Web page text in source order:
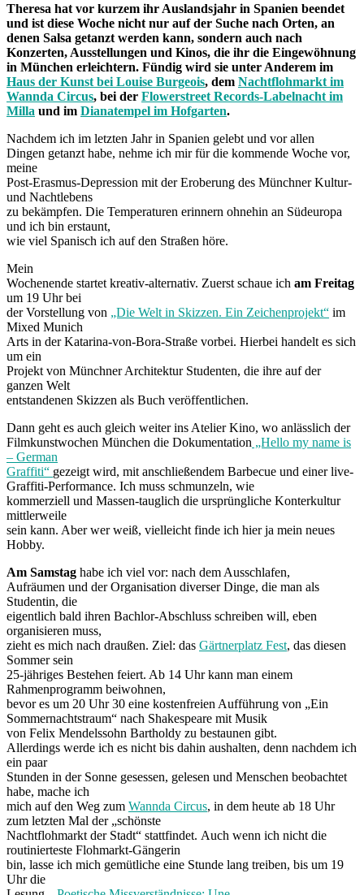
Theresa hat vor kurzem ihr Auslandsjahr in Spanien beendet
und ist diese Woche nicht nur auf der Suche nach Orten, an
denen Salsa getanzt werden kann, sondern auch nach
Konzerten, Ausstellungen und Kinos, die ihr die Eingewöhnung
in München erleichtern. Fündig wird sie unter Anderem im
Haus der Kunst bei Louise Burgeois, dem Nachtflohmarkt im
Wannda Circus, bei der Flowerstreet Records-Labelnacht im
Milla und im Dianatempel im Hofgarten.
Nachdem ich im letzten Jahr in Spanien gelebt und vor allen
Dingen getanzt habe, nehme ich mir für die kommende Woche vor,
meine
Post-Erasmus-Depression mit der Eroberung des Münchner Kultur-
und Nachtlebens
zu bekämpfen. Die Temperaturen erinnern ohnehin an Südeuropa
und ich bin erstaunt,
wie viel Spanisch ich auf den Straßen höre.
Mein
Wochenende startet kreativ-alternativ. Zuerst schaue ich am Freitag
um 19 Uhr bei
der Vorstellung von „Die Welt in Skizzen. Ein Zeichenprojekt“ im
Mixed Munich
Arts in der Katarina-von-Bora-Straße vorbei. Hierbei handelt es sich
um ein
Projekt von Münchner Architektur Studenten, die ihre auf der
ganzen Welt
entstandenen Skizzen als Buch veröffentlichen.
Dann geht es auch gleich weiter ins Atelier Kino, wo anlässlich der
Filmkunstwochen München die Dokumentation „Hello my name is
– German
Graffiti“ gezeigt wird, mit anschließendem Barbecue und einer live-
Graffiti-Performance. Ich muss schmunzeln, wie
kommerziell und Massen-tauglich die ursprüngliche Konterkultur
mittlerweile
sein kann. Aber wer weiß, vielleicht finde ich hier ja mein neues
Hobby.
Am Samstag habe ich viel vor: nach dem Ausschlafen,
Aufräumen und der Organisation diverser Dinge, die man als
Studentin, die
eigentlich bald ihren Bachlor-Abschluss schreiben will, eben
organisieren muss,
zieht es mich nach draußen. Ziel: das Gärtnerplatz Fest, das diesen
Sommer sein
25-jähriges Bestehen feiert. Ab 14 Uhr kann man einem
Rahmenprogramm beiwohnen,
bevor es um 20 Uhr 30 eine kostenfreien Aufführung von „Ein
Sommernachtstraum“ nach Shakespeare mit Musik
von Felix Mendelssohn Bartholdy zu bestaunen gibt.
Allerdings werde ich es nicht bis dahin aushalten, denn nachdem ich
ein paar
Stunden in der Sonne gesessen, gelesen und Menschen beobachtet
habe, mache ich
mich auf den Weg zum Wannda Circus, in dem heute ab 18 Uhr
zum letzten Mal der „schönste
Nachtflohmarkt der Stadt“ stattfindet. Auch wenn ich nicht die
routinierteste Flohmarkt-Gängerin
bin, lasse ich mich gemütliche eine Stunde lang treiben, bis um 19
Uhr die